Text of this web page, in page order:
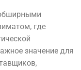
где
значение для